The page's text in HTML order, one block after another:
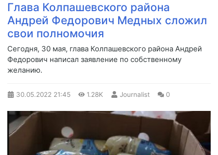
Глава Колпашевского района
Андрей Федорович Медных сложил
свои полномочия
​Сегодня, 30 мая, глава Колпашевского района Андрей
Федорович написал заявление по собственному
желанию.
30.05.2022 21:45 1.28K Journalist 0